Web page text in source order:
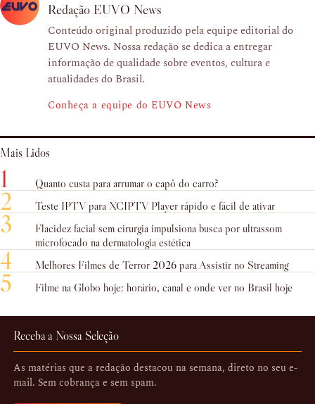
Redação EUVO News
Conteúdo original produzido pela equipe editorial do
EUVO News. Nossa redação se dedica a entregar
informação de qualidade sobre eventos, cultura e
atualidades do Brasil.
Conheça a equipe do EUVO News
Mais Lidos
1 Quanto custa para arrumar o capô do carro?
2 Teste IPTV para XCIPTV Player rápido e fácil de ativar
3
Flacidez facial sem cirurgia impulsiona busca por ultrassom
microfocado na dermatologia estética
4 Melhores Filmes de Terror 2026 para Assistir no Streaming
5 Filme na Globo hoje: horário, canal e onde ver no Brasil hoje
Receba a Nossa Seleção
As matérias que a redação destacou na semana, direto no seu e-
mail. Sem cobrança e sem spam.